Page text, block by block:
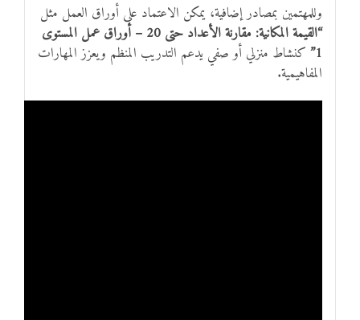
وللمهتمين بمصادر إضافية، يمكن الاعتماد على أوراق العمل مثل
“القيمة المكانية: مقارنة الأعداد حتى 20 – أوراق عمل المستوى
1” كنشاط منزلي أو صفي يدعم التدريب المنظم ويعزز المهارات
المفاهيمية.